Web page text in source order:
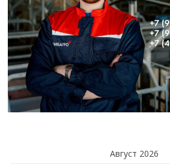
Август 2026